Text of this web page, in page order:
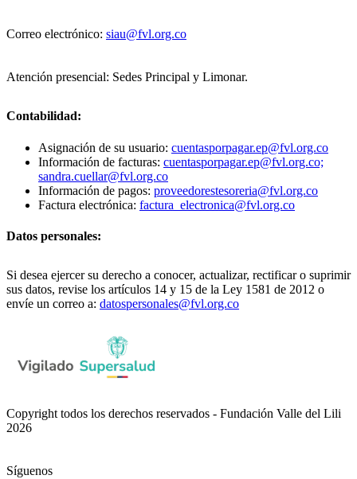
Correo electrónico: siau@fvl.org.co
Atención presencial: Sedes Principal y Limonar.
Contabilidad:
Asignación de su usuario: cuentasporpagar.ep@fvl.org.co
Información de facturas: cuentasporpagar.ep@fvl.org.co;
sandra.cuellar@fvl.org.co
Información de pagos: proveedorestesoreria@fvl.org.co
Factura electrónica: factura_electronica@fvl.org.co
Datos personales:
Si desea ejercer su derecho a conocer, actualizar, rectificar o suprimir
sus datos, revise los artículos 14 y 15 de la Ley 1581 de 2012 o
envíe un correo a: datospersonales@fvl.org.co
Copyright todos los derechos reservados - Fundación Valle del Lili
2026
Síguenos